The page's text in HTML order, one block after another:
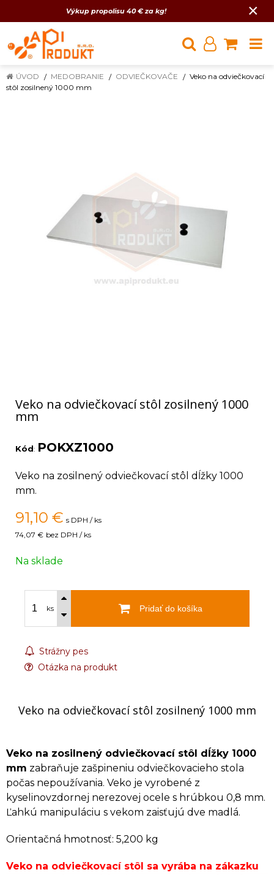
Výkup propolisu 40 € za kg! ×
ÚVOD MEDOBRANIE ODVIEČKOVAČE
Veko na odviečkovací
stôl zosilnený 1000 mm
Veko na odviečkovací stôl zosilnený 1000
mm
Kód: POKXZ1000
Veko na zosilnený odviečkovací stôl dĺžky 1000
mm.
91,10 € s DPH / ks
74,07 € bez DPH / ks
Na sklade
ks Pridať do košíka
Strážny pes
Otázka na produkt
Veko na odviečkovací stôl zosilnený 1000 mm
Veko na zosilnený odviečkovací stôl dĺžky 1000
mm zabraňuje zašpineniu odviečkovacieho stola
počas nepoužívania. Veko je vyrobené z
kyselinovzdornej nerezovej ocele s hrúbkou 0,8 mm.
Ľahkú manipuláciu s vekom zaisťujú dve madlá.
Orientačná hmotnosť: 5,200 kg
Veko na odviečkovací stôl sa vyrába na zákazku